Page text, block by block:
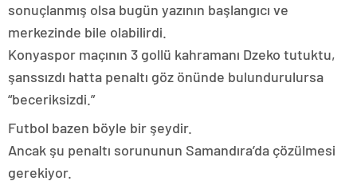
sonuçlanmış olsa bugün yazının başlangıcı ve
merkezinde bile olabilirdi.
Konyaspor maçının 3 gollü kahramanı Dzeko tutuktu,
şanssızdı hatta penaltı göz önünde bulundurulursa
“beceriksizdi.”
Futbol bazen böyle bir şeydir.
Ancak şu penaltı sorununun Samandıra’da çözülmesi
gerekiyor.